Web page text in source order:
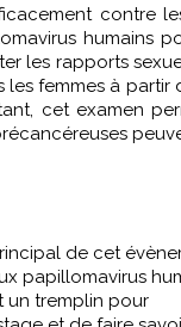
contre
humains
les rapports
femmes à partir
cet examen
de cet
papillomavirus
un tremplin pour